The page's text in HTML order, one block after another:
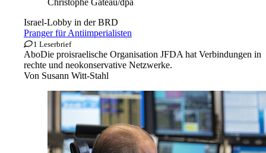
Israel-Lobby in der BRD
Pranger für Antiimperialisten
1 Leserbrief
AboDie proisraelische Organisation JFDA hat Verbindungen in
rechte und neokonservative Netzwerke.
Von Susann Witt-Stahl